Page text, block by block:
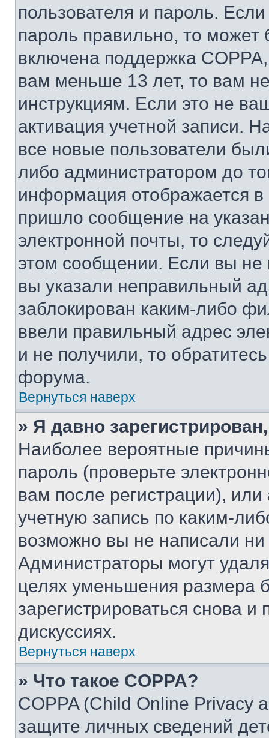
пользователя и пароль.
пароль правильно, то может
включена поддержка
вам меньше 13 лет, то вам
инструкциям. Если это не
активация учетной записи.
все новые пользователи
либо администратором до
информация отображается
пришло сообщение на
электронной почты, то
этом сообщении. Если вы
вы указали неправильный
заблокирован каким-либо
ввели правильный адрес
и не получили, то
форума.
Вернуться наверх
» Я давно
Наиболее вероятные
пароль (проверьте
вам после регистрации),
учетную запись по каким-
возможно вы не написали
Администраторы могут
целях уменьшения размера
зарегистрироваться снова и
дискуссиях.
Вернуться наверх
» Что такое COPPA?
COPPA (Child Online Privacy
защите личных сведений